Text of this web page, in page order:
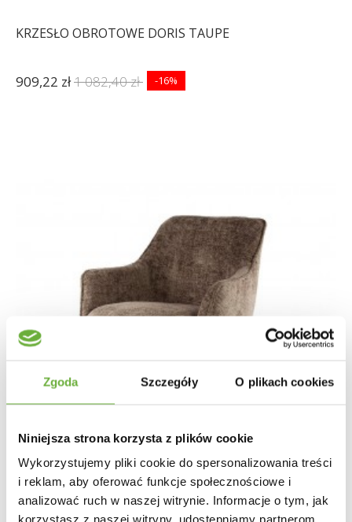
Zgoda Szczegóły O plikach cookies
Niniejsza strona korzysta z plików cookie
Wykorzystujemy pliki cookie do spersonalizowania treści
i reklam, aby oferować funkcje społecznościowe i
analizować ruch w naszej witrynie. Informacje o tym, jak
korzystasz z naszej witryny, udostępniamy partnerom
KRZESŁO OBROTOWE DORIS TAUPE
909,22 zł1 082,40 zł -16%